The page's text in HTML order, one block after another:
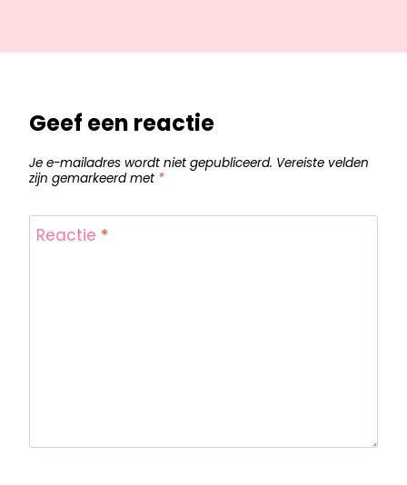
Geef een reactie
Je e-mailadres wordt niet gepubliceerd. Vereiste velden
zijn gemarkeerd met *
Reactie *